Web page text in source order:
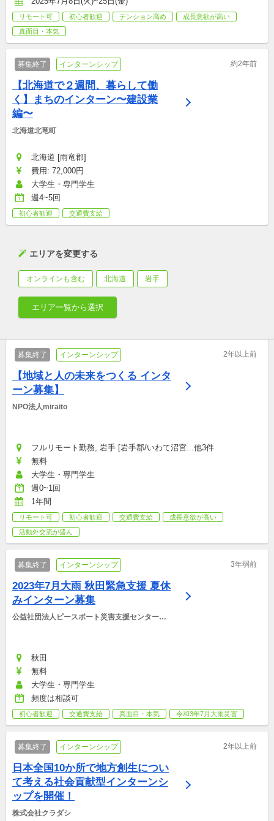
リモート可 初心者歓迎 テンション高め
成長意欲が高い
真面目・本気
募集終了 インターンシップ 約2年前
【北海道で２週間、暮らして働
く】まちのインターン〜建設業
編〜
北海道北竜町
北海道 [雨竜郡]
費用: 72,000円
大学生・専門学生
週4~5回
初心者歓迎 交通費支給
エリアを変更する
オンラインも含む 北海道 岩手
エリア一覧から選択
募集終了 インターンシップ 2年以上前
【地域と人の未来をつくる インタ
ーン募集】
NPO法人miraito
フルリモート勤務, 岩手 [岩手郡/いわて沼宮...他3件
無料
大学生・専門学生
週0~1回
1年間
リモート可 初心者歓迎 交通費支給
成長意欲が高い
活動外交流が盛ん
募集終了 インターンシップ 3年弱前
2023年7月大雨 秋田緊急支援 夏休
みインターン募集
公益社団法人ピースボート災害支援センター
秋田
無料
大学生・専門学生
頻度は相談可
初心者歓迎 交通費支給 真面目・本気 令和3年7月大雨災害
募集終了 インターンシップ 2年以上前
日本全国10か所で地方創生につい
て考える社会貢献型インターンシ
ップを開催！
株式会社クラダシ